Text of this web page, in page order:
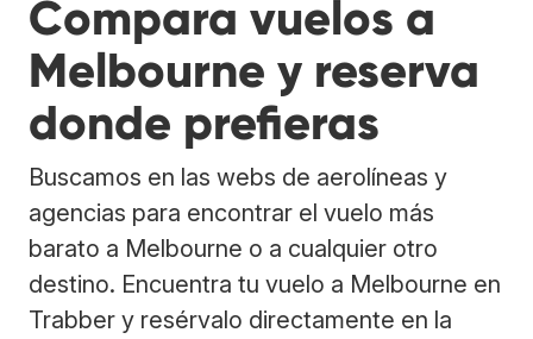
Compara vuelos a
Melbourne y reserva
donde prefieras
Buscamos en las webs de aerolíneas y
agencias para encontrar el vuelo más
barato a Melbourne o a cualquier otro
destino. Encuentra tu vuelo a Melbourne en
Trabber y resérvalo directamente en la